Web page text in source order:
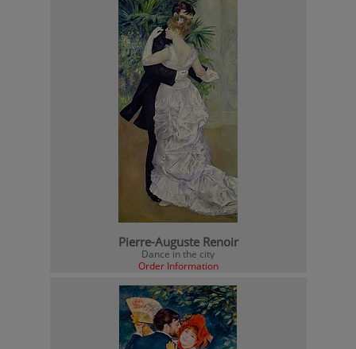
Pierre-Auguste Renoir
Dance in the city
Order Information